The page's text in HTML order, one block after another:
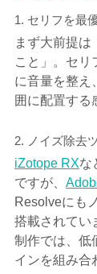
1. セリフを最
まず大前提は
こと」。セリ
に音量を整え
囲に配置する
2. ノイズ除去
iZotope RXな
ですが、
Resolveにも
搭載されてい
制作では、低
インを組み合